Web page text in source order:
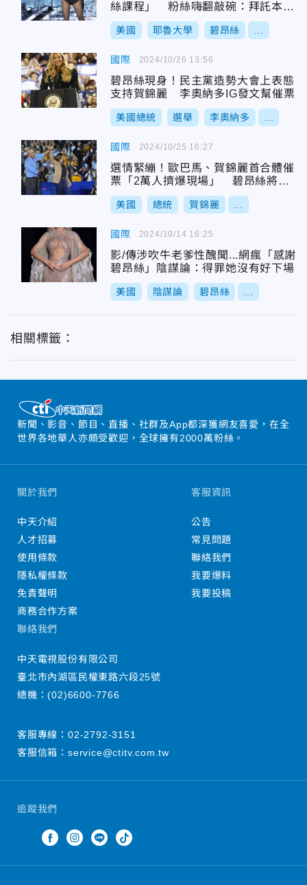
絲課程」 粉絲嗨翻敲碗：拜託本人
授課
美國 耶魯大學 碧昂絲
國際
碧昂絲現身！民主黨造勢大會上表態
支持賀錦麗 李奧納多IG發文幫催票
美國總統 選舉 李奧納多
2024/10/26 13:56
國際
選情緊繃！歐巴馬、賀錦麗首合體催
票「2萬人擠爆現場」 碧昂絲將現
身站台
美國 總統 賀錦麗
2024/10/25 16:27
國際
影/傳涉吹牛老爹性醜聞...網瘋「感謝
碧昂絲」陰謀論：得罪她沒有好下場
美國 陰謀論 碧昂絲
2024/10/14 16:25
相關標籤：
新聞、影音、節目、直播、社群及App都深獲網友喜愛，在全
世界各地華人亦頗受歡迎，全球擁有2000萬粉絲。
追蹤我們
關於我們
中天介紹
人才招募
使用條款
隱私權條款
免責聲明
商務合作方案
客服資訊
公告
常見問題
聯絡我們
我要爆料
我要投稿
聯絡我們
中天電視股份有限公司
臺北市內湖區民權東路六段25號
總機：(02)6600-7766
客服專線： 02-2792-3151
客服信箱： service@ctitv.com.tw